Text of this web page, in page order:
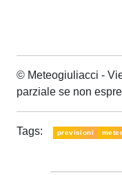
© Meteogiuliacci -
parziale se non
Tags: previsioni